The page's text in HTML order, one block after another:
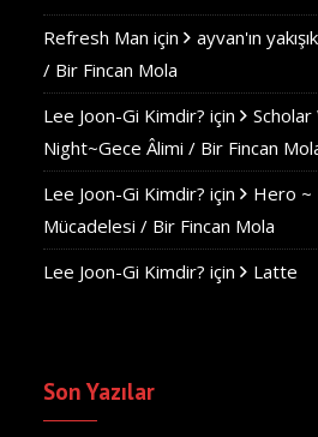
Refresh Man için
ayvan'ın
/ Bir Fincan Mola
Lee Joon-Gi Kimdir? için
Night~Gece Âlimi / Bir Fincan
Lee Joon-Gi Kimdir? için
Hero ~
Mücadelesi / Bir Fincan Mola
Lee Joon-Gi Kimdir? için Latte
Son Yazılar